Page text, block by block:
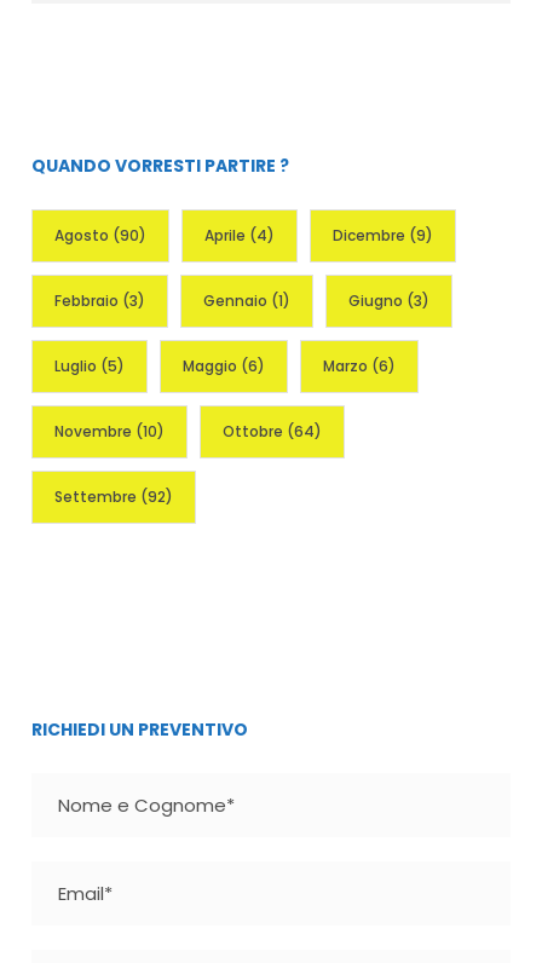
QUANDO VORRESTI PARTIRE ?
Agosto (90) Aprile (4) Dicembre (9)
Febbraio (3) Gennaio (1) Giugno (3)
Luglio (5) Maggio (6) Marzo (6)
Novembre (10) Ottobre (64)
Settembre (92)
RICHIEDI UN PREVENTIVO